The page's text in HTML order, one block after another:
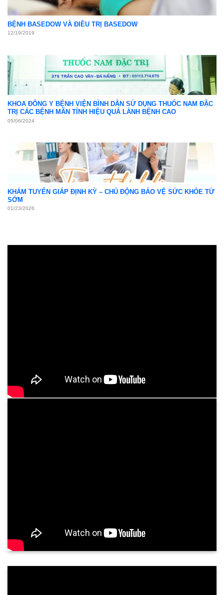
BỆNH BASEDOW VÀ ĐIỀU TRỊ BASEDOW
12/19/2019
KHOA ĐÔNG Y BỆNH VIỆN BÌNH DÂN SỬ DỤNG THUỐC NAM ĐẶC
TRỊ CÁC BỆNH MÃN TÍNH HIỆU QUẢ LÀNH BỆNH CAO
05/06/2024
KHÁM TUYẾN GIÁP ĐỊNH KỲ – CHỦ ĐỘNG BẢO VỆ SỨC KHỎE TỪ
SỚM
01/23/2026